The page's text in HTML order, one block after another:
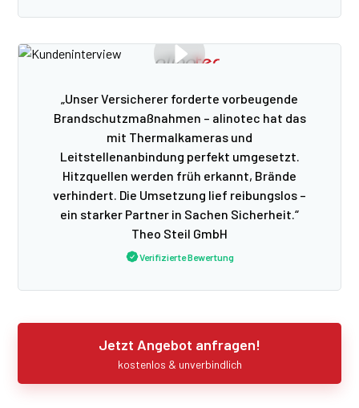
„Unser Versicherer forderte vorbeugende
Brandschutzmaßnahmen – alinotec hat das
mit Thermalkameras und
Leitstellenanbindung perfekt umgesetzt.
Hitzquellen werden früh erkannt, Brände
verhindert. Die Umsetzung lief reibungslos –
ein starker Partner in Sachen Sicherheit.“
Theo Steil GmbH
Verifizierte Bewertung
Jetzt Angebot anfragen!
kostenlos & unverbindlich